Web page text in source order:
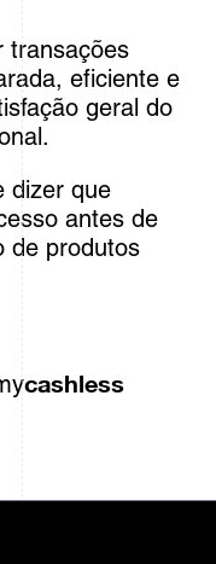
transações
eficiente e
geral do
dizer que
antes de
de produtos
cashless